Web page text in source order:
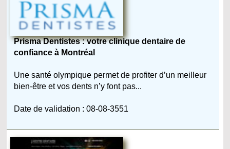
Prisma Dentistes : votre clinique dentaire de
confiance à Montréal
Une santé olympique permet de profiter d’un meilleur
bien-être et vos dents n’y font pas...
Date de validation : 08-08-3551